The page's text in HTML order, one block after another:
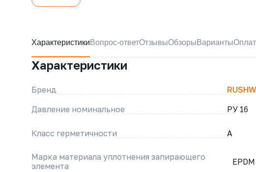
Характеристики Вопрос-ответОтзывыОбзоры Варианты
Характеристики
Бренд
Давление номинальное
РУ 16
Класс герметичности A
Марка материала уплотнения запирающего
элемента
EPDM